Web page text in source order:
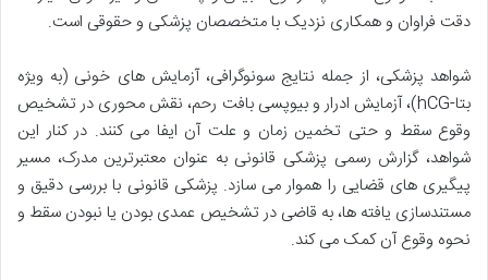
دقت فراوان و همکاری نزدیک با متخصصان پزشکی و حقوقی است.
شواهد پزشکی، از جمله نتایج سونوگرافی، آزمایش های خونی (به ویژه
بتا-hCG)، آزمایش ادرار و بیوپسی بافت رحم، نقش محوری در تشخیص
وقوع سقط و حتی تخمین زمان و علت آن ایفا می کنند. در کنار این
شواهد، گزارش رسمی پزشکی قانونی به عنوان معتبرترین مدرک، مسیر
پیگیری های قضایی را هموار می سازد. پزشکی قانونی با بررسی دقیق و
مستندسازی یافته ها، به قاضی در تشخیص عمدی بودن یا نبودن سقط و
نحوه وقوع آن کمک می کند.